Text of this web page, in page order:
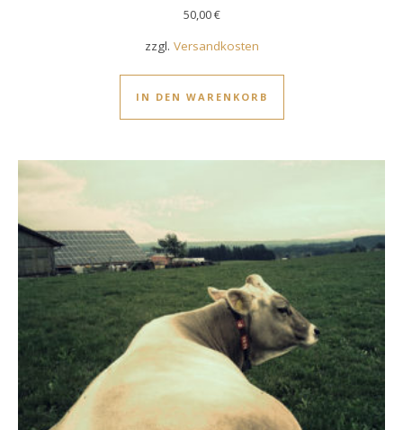
50,00€
zzgl. Versandkosten
IN DEN WARENKORB